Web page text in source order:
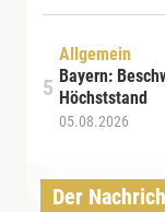
Allgemein
Bayern:
Höchststand
05.08.2026
Der